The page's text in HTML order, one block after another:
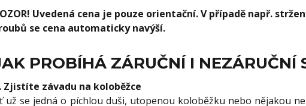
Uvedená cena je pouze orientační. V případě např.
se cena automaticky navýší.
PROBÍHÁ ZÁRUČNÍ I NEZÁRUČNÍ
Zjistíte závadu na koloběžce
už se jedná o píchlou duši, utopenou koloběžku nebo nějakou